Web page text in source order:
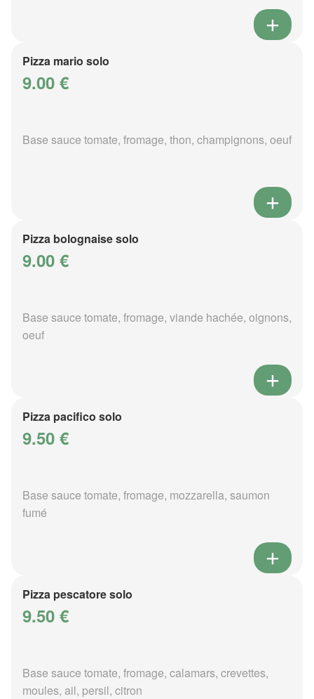
Pizza mario solo
9.00 €
Base sauce tomate, fromage, thon, champignons, oeuf
Pizza bolognaise solo
9.00 €
Base sauce tomate, fromage, viande hachée, oignons,
oeuf
Pizza pacifico solo
9.50 €
Base sauce tomate, fromage, mozzarella, saumon
fumé
Pizza pescatore solo
9.50 €
Base sauce tomate, fromage, calamars, crevettes,
moules, ail, persil, citron